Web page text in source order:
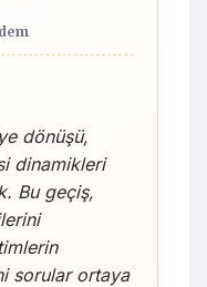
dönüşü,
dinamikleri
Bu geçiş,
sorular ortaya